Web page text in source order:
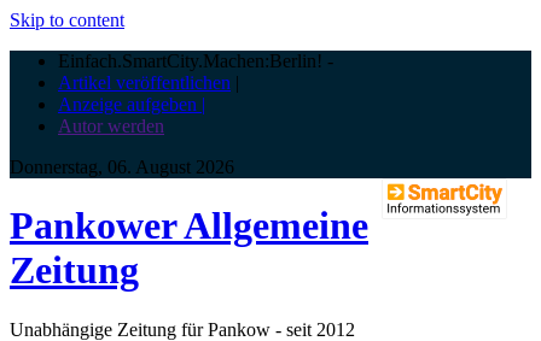
Skip to content
Einfach.SmartCity.Machen:Berlin! -
Artikel veröffentlichen |
Anzeige aufgeben |
Autor werden
Donnerstag, 06. August 2026
Pankower Allgemeine
Zeitung
Unabhängige Zeitung für Pankow - seit 2012